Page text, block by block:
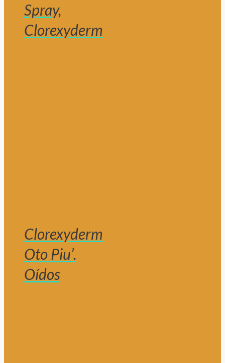
Spray,
Clorexyderm
Clorexyderm
Oto Piu’.
Oídos